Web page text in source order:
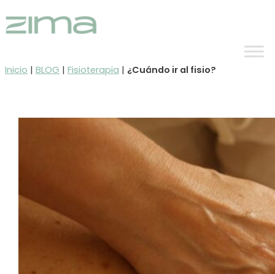
al
contenido
Inicio | BLOG | Fisioterapia | ¿Cuándo ir al fisio?